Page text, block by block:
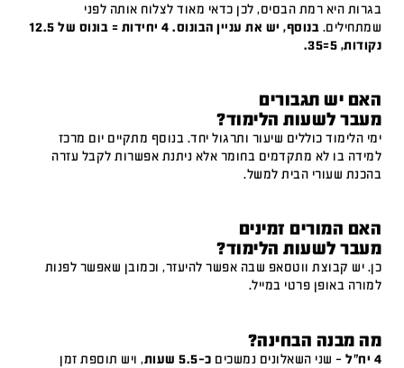
בגרות היא רמת הבסיס, לכן כדאי מאוד לצלוח אותה לפני
שמתחילים.
בנוסף, יש את עניין הבונוס. 4 יחידות = בונוס של 12.5
נקודות, 5=35.
האם יש תגבורים
מעבר לשעות הלימוד?
ימי הלימוד כוללים שיעור ותרגול יחד. בנוסף מתקיים יום מרכז
למידה בו לא מתקדמים בחומר אלא ניתנת אפשרות לקבל עזרה
בהכנת שעורי הבית למשל.
האם המורים זמינים
מעבר לשעות הלימוד?
כן. יש קבוצת ווטסאפ שבה אפשר להיעזר, וכמובן שאפשר לפנות
למורה באופן פרטי במייל.
מה מבנה הבחינה?
4 יח"ל – שני השאלונים נמשכים כ-5.5 שעות
, ויש תוספת זמן